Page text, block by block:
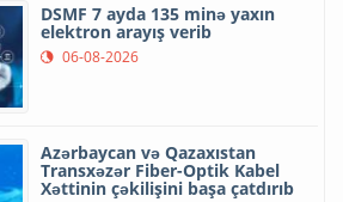
DSMF 7 ayda 135 minə yaxın
elektron arayış verib
06-08-2026
Azərbaycan və Qazaxıstan
Transxəzər Fiber-Optik Kabel
Xəttinin çəkilişini başa çatdırıb